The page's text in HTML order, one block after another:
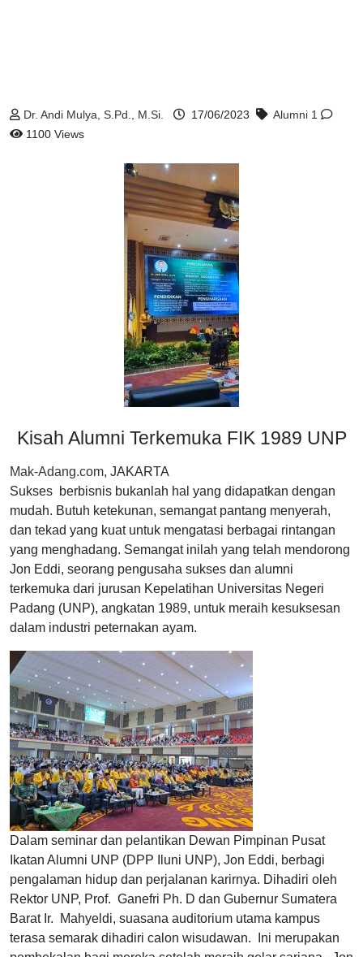
Dr. Andi Mulya, S.Pd., M.Si. 17/06/2023 Alumni 1
1100 Views
Kisah Alumni Terkemuka FIK 1989 UNP
Mak-Adang.com, JAKARTA
Sukses berbisnis bukanlah hal yang didapatkan dengan
mudah. Butuh ketekunan, semangat pantang menyerah,
dan tekad yang kuat untuk mengatasi berbagai rintangan
yang menghadang. Semangat inilah yang telah mendorong
Jon Eddi, seorang pengusaha sukses dan alumni
terkemuka dari jurusan Kepelatihan Universitas Negeri
Padang (UNP), angkatan 1989, untuk meraih kesuksesan
dalam industri peternakan ayam.
Dalam seminar dan pelantikan Dewan Pimpinan Pusat
Ikatan Alumni UNP (DPP Iluni UNP), Jon Eddi, berbagi
pengalaman hidup dan perjalanan karirnya. Dihadiri oleh
Rektor UNP, Prof. Ganefri Ph. D dan Gubernur Sumatera
Barat Ir. Mahyeldi, suasana auditorium utama kampus
terasa semarak dihadiri calon wisudawan. Ini merupakan